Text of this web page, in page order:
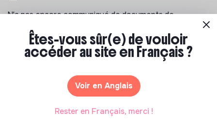
N'a pas encore communiqué de documents de
Les entreprises à impact positif et associations qui
Êtes-vous sûr(e) de vouloir
accéder au site en Français ?
Voir en Anglais
Rester en Français, merci !